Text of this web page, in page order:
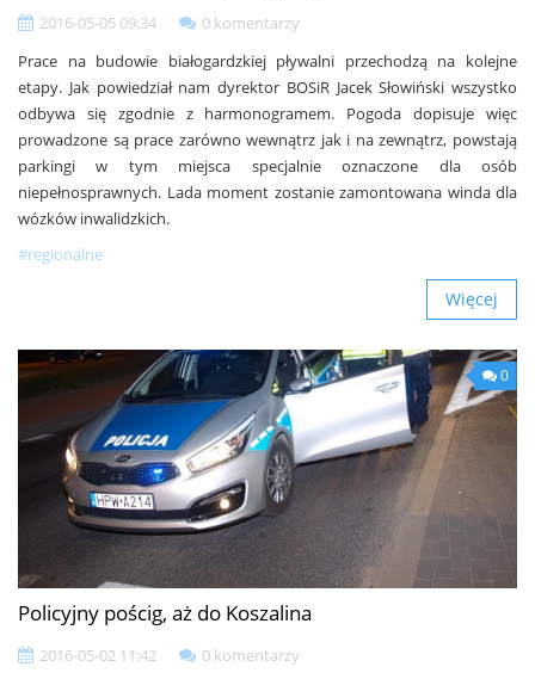
2016-05-05 09:34
0 komentarzy
Prace na budowie białogardzkiej pływalni przechodzą na kolejne
etapy. Jak powiedział nam dyrektor BOSiR Jacek Słowiński wszystko
odbywa się zgodnie z harmonogramem. Pogoda dopisuje więc
prowadzone są prace zarówno wewnątrz jak i na zewnątrz, powstają
parkingi w tym miejsca specjalnie oznaczone dla osób
niepełnosprawnych. Lada moment zostanie zamontowana winda dla
wózków inwalidzkich.
#regionalne
Więcej
0
Policyjny pościg, aż do Koszalina
2016-05-02 11:42
0 komentarzy